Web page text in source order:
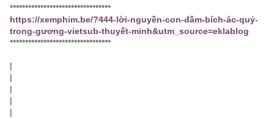
*********************************
https://xemphim.be/?444-lời-nguyền-con-đầm-bích-ác-quỷ-
trong-gương-vietsub-thuyết-minh&utm_source=eklablog
*********************************
|
|
|
|
|